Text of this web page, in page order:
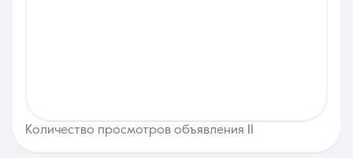
Количество просмотров объявления 11